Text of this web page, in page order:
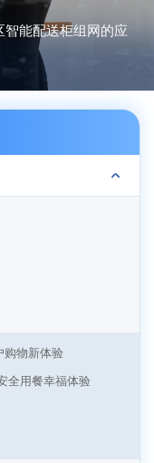
能配送柜组网的应
购物新体验
全用餐幸福体验